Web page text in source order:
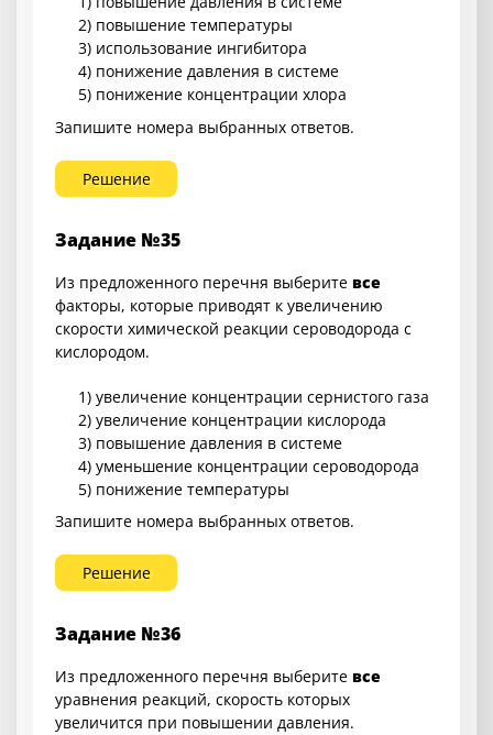
2) повышение температуры
3) использование ингибитора
4) понижение давления в системе
5) понижение концентрации хлора
Запишите номера выбранных ответов.
Решение
Задание №35
Из предложенного перечня выберите все
факторы, которые приводят к увеличению
скорости химической реакции сероводорода с
кислородом.
1) увеличение концентрации сернистого газа
2) увеличение концентрации кислорода
3) повышение давления в системе
4) уменьшение концентрации сероводорода
5) понижение температуры
Запишите номера выбранных ответов.
Решение
Задание №36
Из предложенного перечня выберите все
уравнения реакций, скорость которых
увеличится при повышении давления.